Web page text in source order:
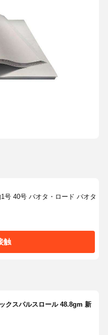
号 40号 バオタ・ロード バオタ
触
クスパルスロール 48.8gm 新